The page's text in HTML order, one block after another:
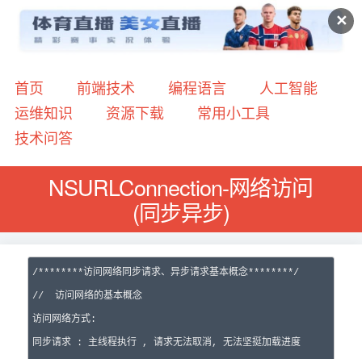
✕
首页 前端技术 编程语言
人工智能
运维知识
资源下载
常用小工具
技术问答
NSURLConnection-网络访问
(同步异步)
/********访问网络同步请求、异步请求基本概念********/
//
  访问网络的基本概念
访问网络方式:
同步请求 : 主线程执行 , 请求无法取消, 无法坚挺加载进度